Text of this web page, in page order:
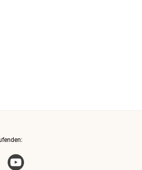
Empfehlung: Infohub
YouTube